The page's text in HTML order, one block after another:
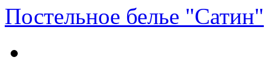
Постельное белье "Сатин"